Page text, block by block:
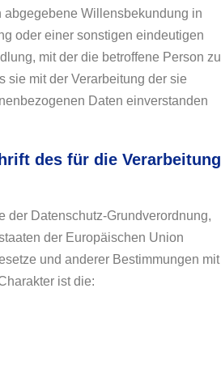
abgegebene Willensbekundung in
oder einer sonstigen eindeutigen
mit der die betroffene Person zu
sie mit der Verarbeitung der sie
Daten einverstanden
des für die Verarbeitung
der Datenschutz-Grundverordnung,
der Europäischen Union
und anderer Bestimmungen mit
ist die: